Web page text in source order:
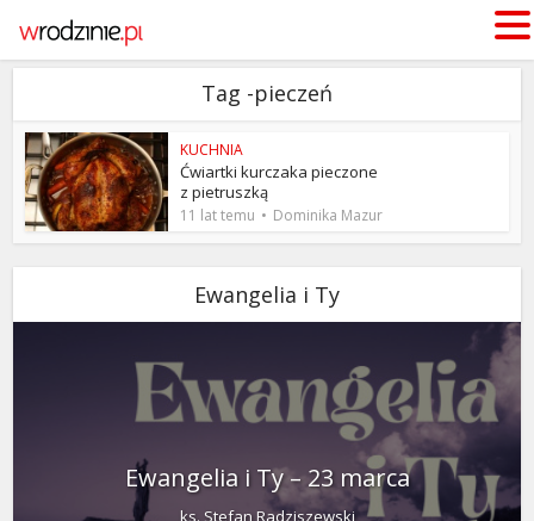
Tag -pieczeń
KUCHNIA
Ćwiartki kurczaka pieczone
z pietruszką
11 lat temu Dominika Mazur
Ewangelia i Ty
Ewangelia i Ty – 23 marca
ks. Stefan Radziszewski